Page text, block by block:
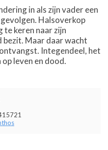
in als zijn vader een
Halsoverkop
te keren naar zijn
Maar daar wacht
Integendeel, het
leven en dood.